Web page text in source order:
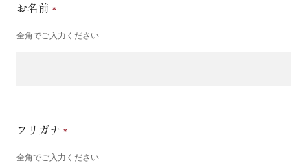
お名前
全角でご入力ください
フリガナ
全角でご入力ください